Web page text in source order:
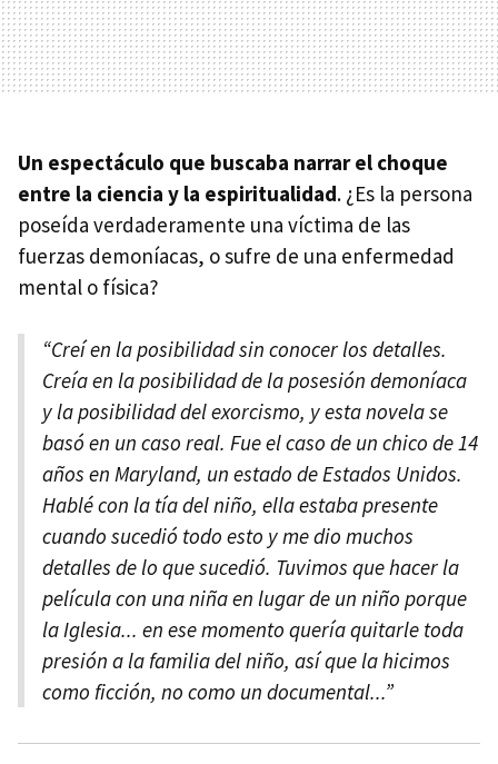
Un espectáculo que buscaba narrar el choque
entre la ciencia y la espiritualidad. ¿Es la persona
poseída verdaderamente una víctima de las
fuerzas demoníacas, o sufre de una enfermedad
mental o física?
“Creí en la posibilidad sin conocer los detalles.
Creía en la posibilidad de la posesión demoníaca
y la posibilidad del exorcismo, y esta novela se
basó en un caso real. Fue el caso de un chico de 14
años en Maryland, un estado de Estados Unidos.
Hablé con la tía del niño, ella estaba presente
cuando sucedió todo esto y me dio muchos
detalles de lo que sucedió. Tuvimos que hacer la
película con una niña en lugar de un niño porque
la Iglesia... en ese momento quería quitarle toda
presión a la familia del niño, así que la hicimos
como ficción, no como un documental...”